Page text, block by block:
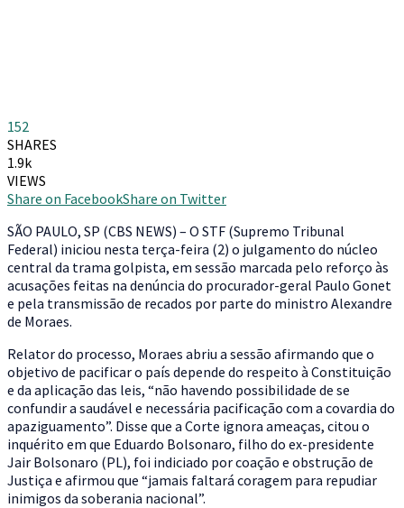
152
SHARES
1.9k
VIEWS
Share on FacebookShare on Twitter
SÃO PAULO, SP (CBS NEWS) – O STF (Supremo Tribunal
Federal) iniciou nesta terça-feira (2) o julgamento do núcleo
central da trama golpista, em sessão marcada pelo reforço às
acusações feitas na denúncia do procurador-geral Paulo Gonet
e pela transmissão de recados por parte do ministro Alexandre
de Moraes.
Relator do processo, Moraes abriu a sessão afirmando que o
objetivo de pacificar o país depende do respeito à Constituição
e da aplicação das leis, “não havendo possibilidade de se
confundir a saudável e necessária pacificação com a covardia do
apaziguamento”. Disse que a Corte ignora ameaças, citou o
inquérito em que Eduardo Bolsonaro, filho do ex-presidente
Jair Bolsonaro (PL), foi indiciado por coação e obstrução de
Justiça e afirmou que “jamais faltará coragem para repudiar
inimigos da soberania nacional”.